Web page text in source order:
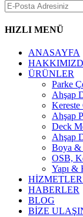
HIZLI MENÜ
ANASAYFA
ÜRÜNLER
Parke
Ahşap
Kereste
Ahşap
Deck
Ahşap
Boya &
OSB,
Yapı &
HABERLER
BLOG
BİZE